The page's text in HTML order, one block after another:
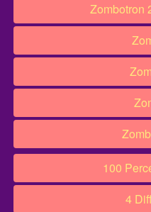
Zombotron
100
4